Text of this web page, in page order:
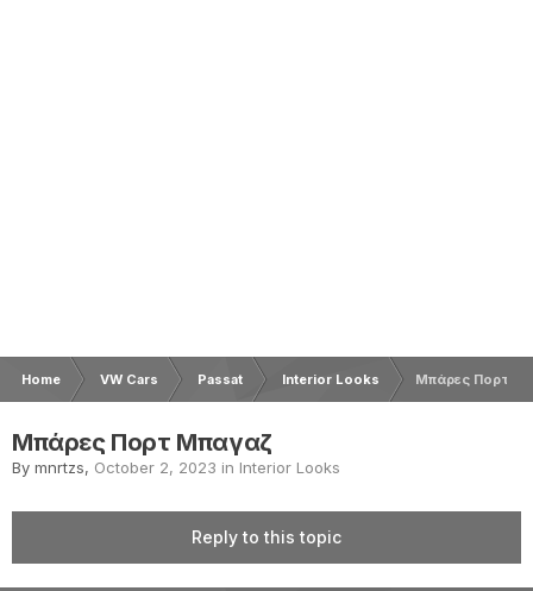
Home VW Cars Passat Interior Looks Μπάρες Πορτ
Μπάρες Πορτ Μπαγαζ
By mnrtzs, October 2, 2023 in Interior Looks
Reply to this topic